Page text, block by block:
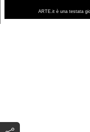
ARTE.it è una testata